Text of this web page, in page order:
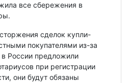
все сбережения в
сделок купли-
покупателями из-за
России предложили
при регистрации
они будут обязаны